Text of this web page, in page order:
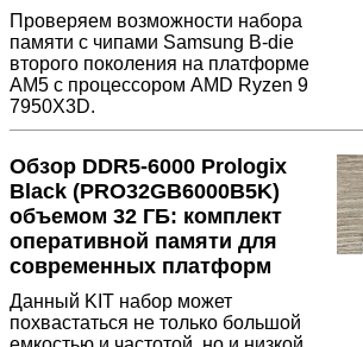
Проверяем возможности набора
памяти с чипами Samsung B-die
второго поколения на платформе
AM5 с процессором AMD Ryzen 9
7950X3D.
Обзор DDR5-6000 Prologix
Black (PRO32GB6000B5K)
объемом 32 ГБ: комплект
оперативной памяти для
современных платформ
Данный KIT набор может
похвастаться не только большой